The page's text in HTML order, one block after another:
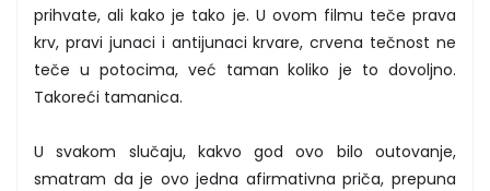
prihvate, ali kako je tako je. U ovom filmu teče prava
krv, pravi junaci i antijunaci krvare, crvena tečnost ne
teče u potocima, već taman koliko je to dovoljno.
Takoreći tamanica.
U svakom slučaju, kakvo god ovo bilo outovanje,
smatram da je ovo jedna afirmativna priča, prepuna